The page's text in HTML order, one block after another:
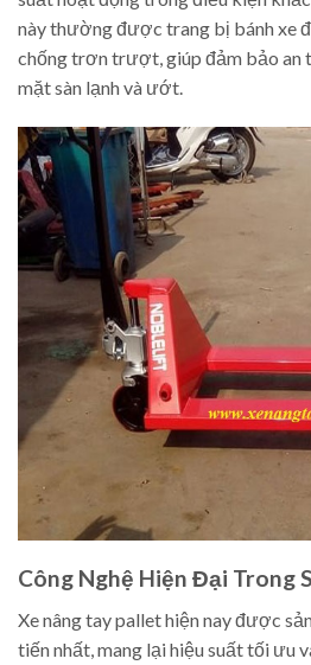
này thường được trang bị bánh xe
chống trơn trượt, giúp đảm bảo an
mặt sàn lạnh và ướt.
Công Nghệ Hiện Đại Trong
Xe nâng tay pallet hiện nay được
tiến nhất, mang lại hiệu suất tối ưu